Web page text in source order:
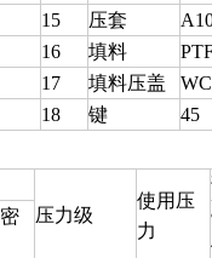
15 压套
16 填料
17 填料压盖
18 键 45
压力级
使用压
力